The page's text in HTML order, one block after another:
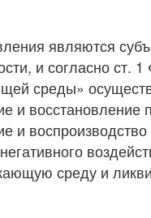
являются
и согласно ст.
среды»
и восстановление
и
среду и